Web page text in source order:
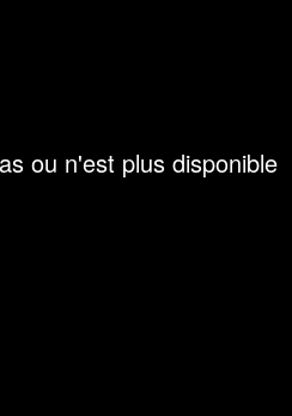
ou n'est plus disponible